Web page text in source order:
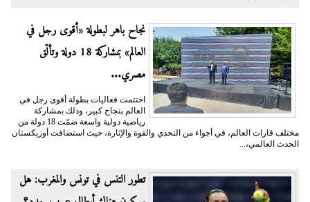
نجاح باهر لبطولة «أقوى رجل في
العالم» بمشاركة 18 دولة وتألّق
مصري...
اختتمت فعاليات بطولة أقوى رجل في
العالم بنجاح كبير، وذلك بمشاركة
رياضية دولية واسعة ضمّت 18 دولة من
مختلف قارات العالم، في أجواء من التحدي والقوة والإثارة، حيث استضافت أوزبكستان
الحدث العالمي،...
تطور التنس في تونس والمغرب: هل